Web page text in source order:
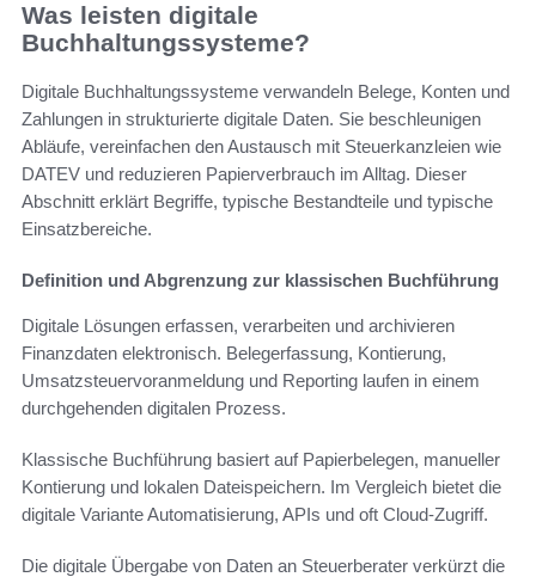
Was leisten digitale
Buchhaltungssysteme?
Digitale Buchhaltungssysteme verwandeln Belege, Konten und
Zahlungen in strukturierte digitale Daten. Sie beschleunigen
Abläufe, vereinfachen den Austausch mit Steuerkanzleien wie
DATEV und reduzieren Papierverbrauch im Alltag. Dieser
Abschnitt erklärt Begriffe, typische Bestandteile und typische
Einsatzbereiche.
Definition und Abgrenzung zur klassischen Buchführung
Digitale Lösungen erfassen, verarbeiten und archivieren
Finanzdaten elektronisch. Belegerfassung, Kontierung,
Umsatzsteuervoranmeldung und Reporting laufen in einem
durchgehenden digitalen Prozess.
Klassische Buchführung basiert auf Papierbelegen, manueller
Kontierung und lokalen Dateispeichern. Im Vergleich bietet die
digitale Variante Automatisierung, APIs und oft Cloud-Zugriff.
Die digitale Übergabe von Daten an Steuerberater verkürzt die